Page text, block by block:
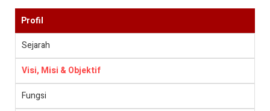
Profil
Sejarah
Visi, Misi & Objektif
Fungsi